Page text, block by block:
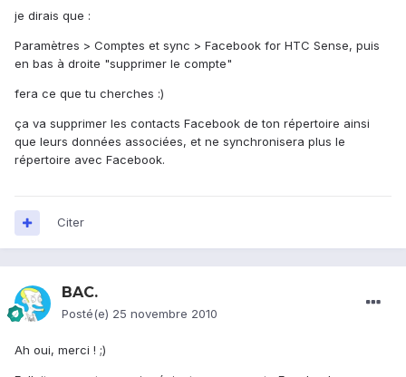
je dirais que :
Paramètres > Comptes et sync > Facebook for HTC Sense, puis
en bas à droite "supprimer le compte"
fera ce que tu cherches :)
ça va supprimer les contacts Facebook de ton répertoire ainsi
que leurs données associées, et ne synchronisera plus le
répertoire avec Facebook.
Citer
BAC.
Posté(e) 25 novembre 2010
Ah oui, merci ! ;)